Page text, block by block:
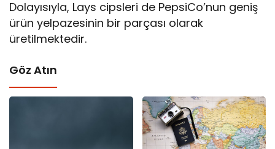
Dolayısıyla, Lays cipsleri de PepsiCo’nun geniş
ürün yelpazesinin bir parçası olarak
üretilmektedir.
Göz Atın